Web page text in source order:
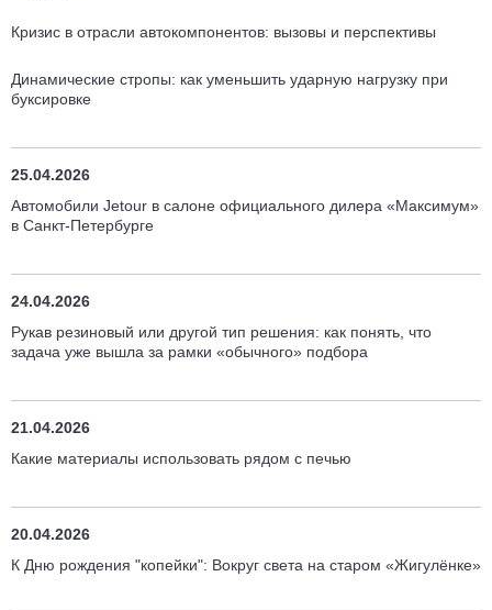
Кризис в отрасли автокомпонентов: вызовы и перспективы
Динамические стропы: как уменьшить ударную нагрузку при
буксировке
25.04.2026
Автомобили Jetour в салоне официального дилера «Максимум»
в Санкт-Петербурге
24.04.2026
Рукав резиновый или другой тип решения: как понять, что
задача уже вышла за рамки «обычного» подбора
21.04.2026
Какие материалы использовать рядом с печью
20.04.2026
К Дню рождения "копейки": Вокруг света на старом «Жигулёнке»